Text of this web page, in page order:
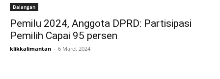
Balangan
Pemilu 2024, Anggota DPRD: Partisipasi
Pemilih Capai 95 persen
klikkalimantan - 6 Maret 2024